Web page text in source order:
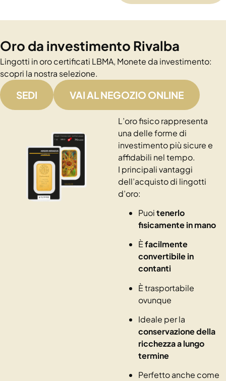
Oro da investimento Rivalba
Lingotti in oro certificati LBMA, Monete da investimento:
scopri la nostra selezione.
SEDI VAI AL NEGOZIO ONLINE
L’oro fisico rappresenta
una delle forme di
investimento più sicure e
affidabili nel tempo.
I principali vantaggi
dell’acquisto di lingotti
d’oro:
Puoitenerlo
fisicamente in mano
Èfacilmente
convertibile in
contanti
È trasportabile
ovunque
Ideale per la
conservazione della
ricchezza a lungo
termine
Perfetto anche come